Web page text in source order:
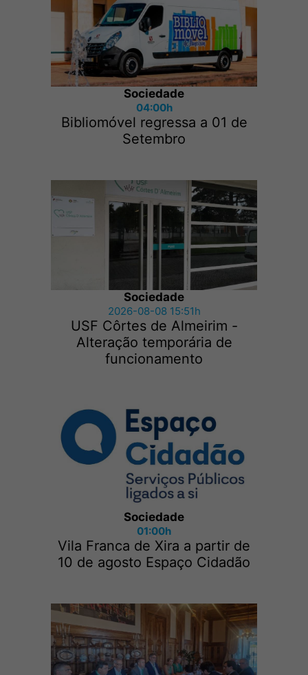
Sociedade
04:00h
Bibliomóvel regressa a 01 de
Setembro
Sociedade
2026-08-08 15:51h
USF Côrtes de Almeirim -
Alteração temporária de
funcionamento
Sociedade
01:00h
Vila Franca de Xira a partir de
10 de agosto Espaço Cidadão